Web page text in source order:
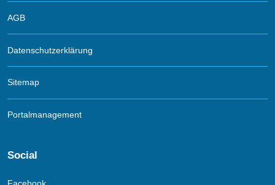
AGB
Datenschutzerklärung
Sitemap
Portalmanagement
Social